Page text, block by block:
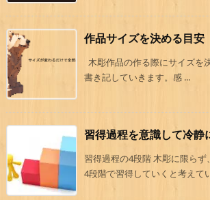
作品サイズを決める目安
木彫作品の作る際にサイズを
書き記していきます。感 ...
習得過程を意識して冷静
習得過程の4段階 木彫に限ら
4段階で習得していくと考えて